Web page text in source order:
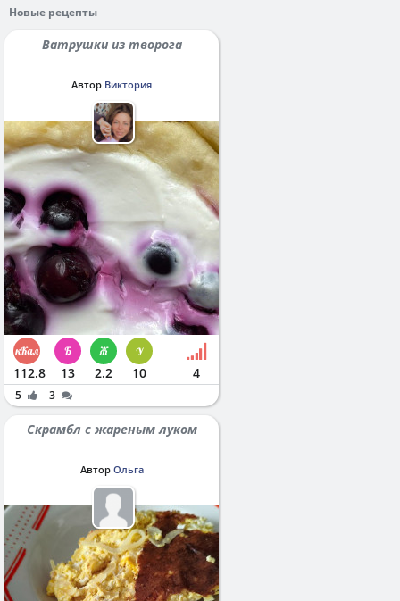
Новые рецепты
Ватрушки из творога
Автор Виктория
112.8 13 2.2 10 4
5 3
Скрамбл с жареным луком
Автор Ольга